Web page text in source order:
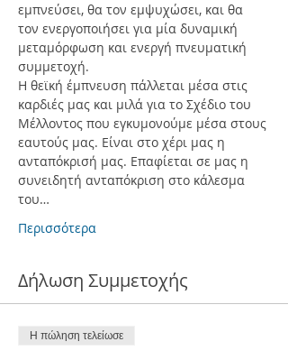
εμπνεύσει, θα τον εμψυχώσει, και θα
τον ενεργοποιήσει για μία δυναμική
μεταμόρφωση και ενεργή πνευματική
συμμετοχή.
Η θεϊκή έμπνευση πάλλεται μέσα στις
καρδιές μας και μιλά για το Σχέδιο του
Μέλλοντος που εγκυμονούμε μέσα στους
εαυτούς μας. Είναι στο χέρι μας η
ανταπόκρισή μας. Επαφίεται σε μας η
συνειδητή ανταπόκριση στο κάλεσμα
του…
Περισσότερα
Δήλωση Συμμετοχής
Η πώληση τελείωσε